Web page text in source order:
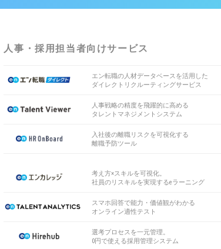
人事・採用担当者向けサービス
エン転職の人材データベースを活用した
ダイレクトリクルーティングサービス
人事戦略の精度を飛躍的に高める
タレントマネジメントシステム
入社後の離職リスクを可視化する
離職予防ツール
考え方×スキルを可視化。
社員のリスキルを実現するeラーニング
スマホ回答で能力・価値観がわかる
オンライン適性テスト
選考プロセスを一元管理。
0円で使える採用管理システム